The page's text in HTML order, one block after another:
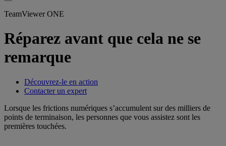
TeamViewer ONE
Réparez avant que cela ne se
remarque
Découvrez-le en action
Contacter un expert
Lorsque les frictions numériques s’accumulent sur des milliers de
points de terminaison, les personnes que vous assistez sont les
premières touchées.